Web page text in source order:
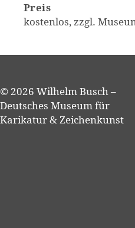
Preis
kostenlos, zzgl.
© 2026 Wilhelm Busch –
Deutsches Museum für
Karikatur & Zeichenkunst